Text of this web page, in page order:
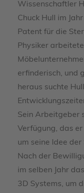
Wissenschaftler
Chuck Hull im
Patent für die
Physiker
erfinderisch, und
heraus suchte
Sein Arbeitgeber
Verfügung, das
um seine Idee
Nach der
im selben Jahr
3D Systems, um